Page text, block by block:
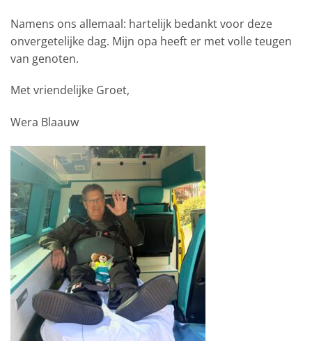
Namens ons allemaal: hartelijk bedankt voor deze
onvergetelijke dag. Mijn opa heeft er met volle teugen
van genoten.
Met vriendelijke Groet,
Wera Blaauw